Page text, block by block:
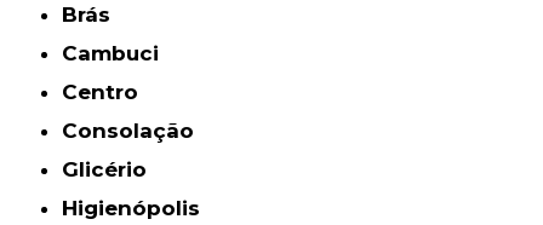
Brás
Cambuci
Centro
Consolação
Glicério
Higienópolis